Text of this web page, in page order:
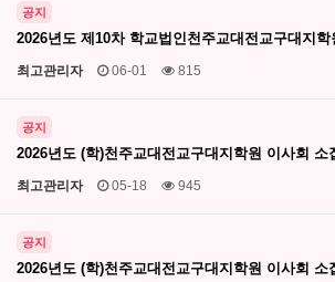
공지
2026년도 제10차 학교법인천주교대전교구대지
최고관리자 06-01 815
공지
2026년도 (학)천주교대전교구대지학원 이사회
최고관리자 05-18 945
공지
2026년도 (학)천주교대전교구대지학원 이사회